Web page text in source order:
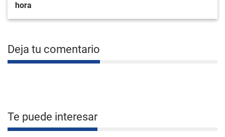
hora
Deja tu comentario
Te puede interesar